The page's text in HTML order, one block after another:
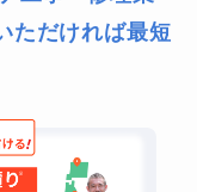
ただければ最短